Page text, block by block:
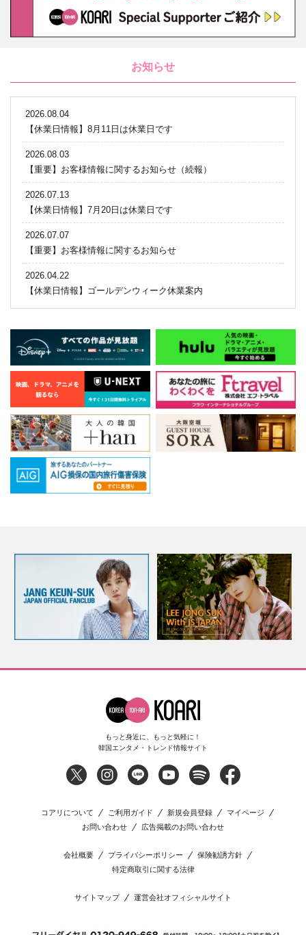
お知らせ
2026.08.04
【休業日情報】8月11日は休業日です
2026.08.03
【重要】お客様情報に関するお知らせ（続報）
2026.07.13
【休業日情報】7月20日は休業日です
2026.07.07
【重要】お客様情報に関するお知らせ
2026.04.22
【休業日情報】ゴールデンウィーク休業案内
もっと身近に、もっと気軽に！
韓国エンタメ・トレンド情報サイト
コアリについて ご利用ガイド 新規会員登録
マイページ
お問い合わせ
広告掲載のお問い合わせ
会社概要 プライバシーポリシー
保険勧誘方針
特定商取引に関する法律
サイトマップ 運営会社オフィシャルサイト